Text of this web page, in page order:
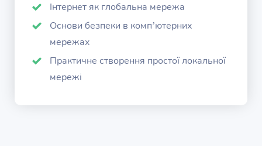
Інтернет як глобальна мережа
Основи безпеки в комп’ютерних
мережах
Практичне створення простої локальної
мережі